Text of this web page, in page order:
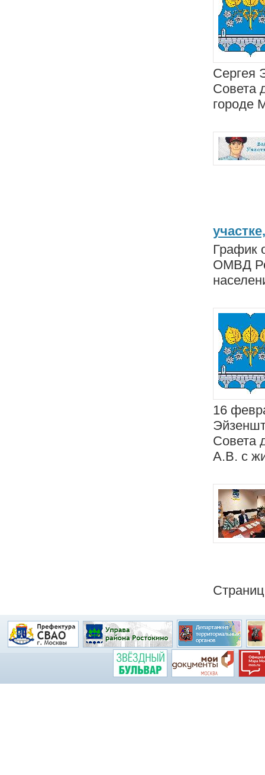
Сергея
Совета
городе
График
ОМВД
16
Совета
А.В. с